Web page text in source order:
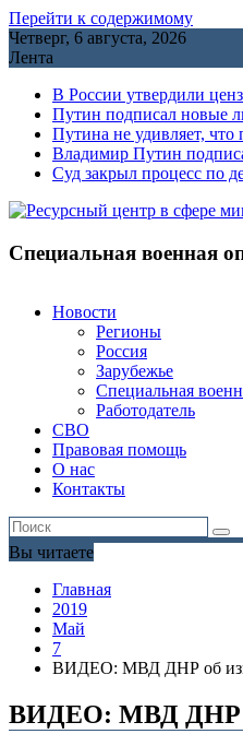
Перейти к содержимому
Четверг, 6 августа, 2026
Лента
В России утвердили
Путин подписал новые
Путина не удивляет,
Владимир Путин
Cуд закрыл процесс по
Специальная военная
Новости
Регионы
Россия
Зарубежье
Специальная
Работодатель
СВО
Правовая помощь
О нас
Контакты
Вы читаете
Главная
2019
Май
7
ВИДЕО: МВД ДНР об
ВИДЕО: МВД ДНР